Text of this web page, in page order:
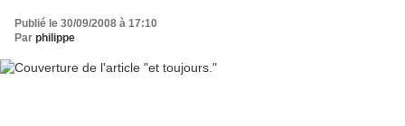
Publié le 30/09/2008 à 17:10
Par philippe